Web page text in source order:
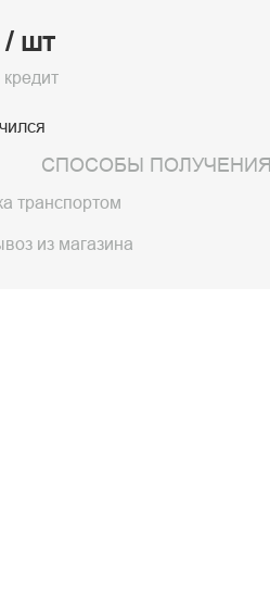
/ шт
СПОСОБЫ ПОЛУЧЕНИЯ
транспортом
из магазина